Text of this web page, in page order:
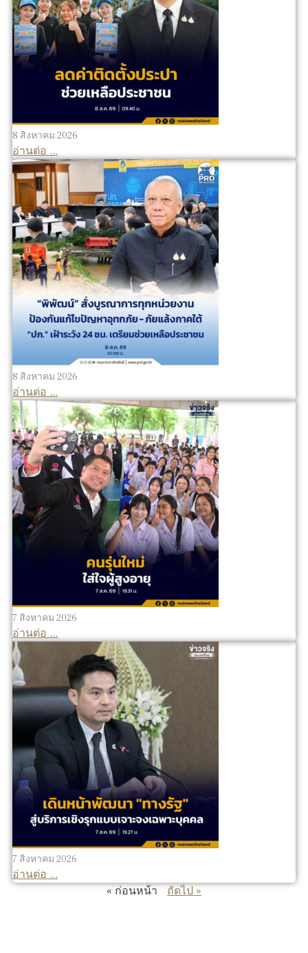
8 สิงหาคม 2026
อ่านต่อ ...
8 สิงหาคม 2026
อ่านต่อ ...
7 สิงหาคม 2026
อ่านต่อ ...
7 สิงหาคม 2026
อ่านต่อ ...
« ก่อนหน้า
ถัดไป »